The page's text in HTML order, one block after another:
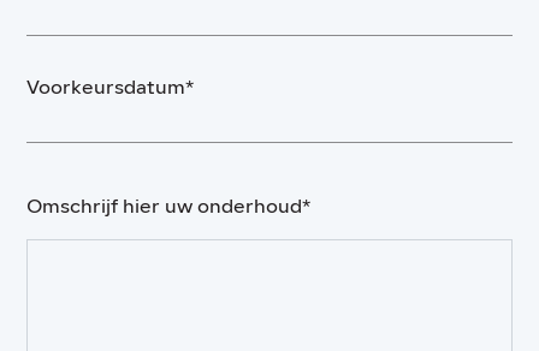
Voorkeursdatum*
Omschrijf hier uw onderhoud*